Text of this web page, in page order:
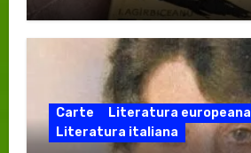
Carte
Literatura europeana
Literatura italiana